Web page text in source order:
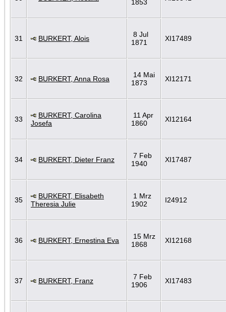
1853
31 BURKERT, Alois
8 Jul
1871
XI17489
32 BURKERT, Anna Rosa
14 Mai
1873
XI12171
33
BURKERT, Carolina
Josefa
11 Apr
1860
XI12164
34 BURKERT, Dieter Franz
7 Feb
1940
XI17487
35
BURKERT, Elisabeth
Theresia Julie
1 Mrz
1902
I24912
36 BURKERT, Ernestina Eva
15 Mrz
1868
XI12168
37 BURKERT, Franz
7 Feb
1906
XI17483